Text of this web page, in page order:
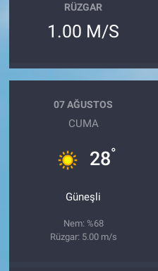
RÜZGAR
1.00 M/S
07 AĞUSTOS
CUMA
28°
Güneşli
Nem: %68
Rüzgar: 5.00 m/s